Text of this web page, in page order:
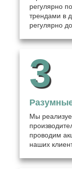
регулярно
трендами в
регулярно
3
Мы
проводим
наших